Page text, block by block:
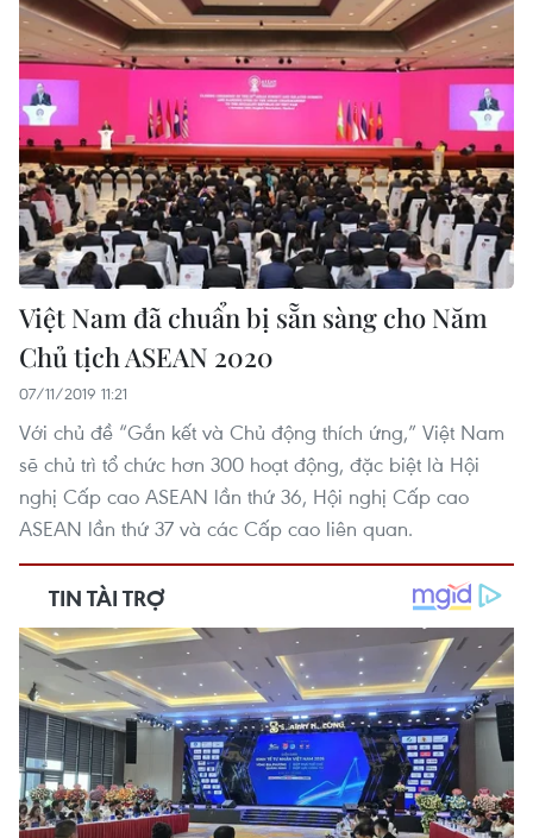
Việt Nam đã chuẩn bị sẵn sàng cho Năm
Chủ tịch ASEAN 2020
07/11/2019 11:21
Với chủ đề “Gắn kết và Chủ động thích ứng,” Việt Nam
sẽ chủ trì tổ chức hơn 300 hoạt động, đặc biệt là Hội
nghị Cấp cao ASEAN lần thứ 36, Hội nghị Cấp cao
ASEAN lần thứ 37 và các Cấp cao liên quan.